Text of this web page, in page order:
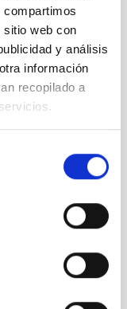
sitio web con
y análisis
información
recopilado a